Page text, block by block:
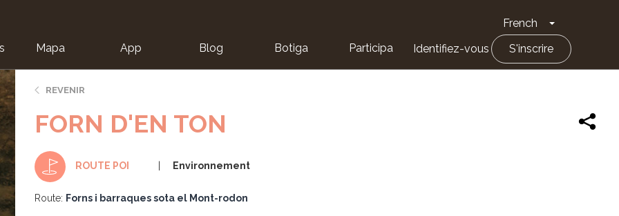
French Toggle
Mapa App Blog Botiga Participa Identifiez-vous S'inscrire
REVENIR
FORN D'EN TON
ROUTE POI Environnement
Route: Forns i barraques sota el Mont-rodon